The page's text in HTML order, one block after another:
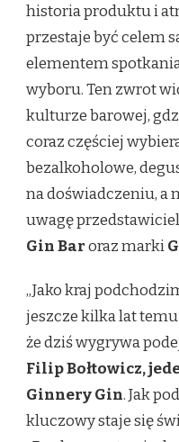
historia produktu i
przestaje być celem
elementem
wyboru. Ten zwrot
kulturze barowej,
coraz częściej
bezalkoholowe,
na doświadczeniu, a
uwagę
Gin Baroraz marki
„Jako kraj
jeszcze kilka lat
że dziś wygrywa
Filip Bołtowicz,
Ginnery Gin. Jak
kluczowy staje się